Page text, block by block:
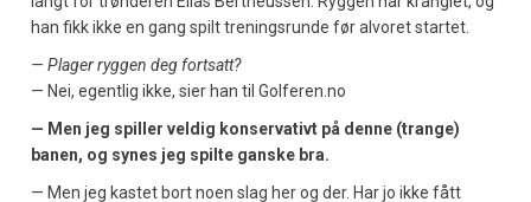
han fikk ikke en gang spilt treningsrunde før alvoret startet.
— Plager ryggen deg fortsatt?
— Nei, egentlig ikke, sier han til Golferen.no
— Men jeg spiller veldig konservativt på denne (trange)
banen, og synes jeg spilte ganske bra.
— Men jeg kastet bort noen slag her og der. Har jo ikke fått